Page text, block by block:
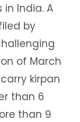
India. A
by
of March
kirpan
than 6
than 9